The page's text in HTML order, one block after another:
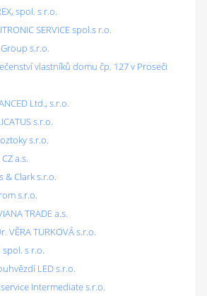
spol. s r.o.
SERVICE spol.s r.o.
s.r.o.
vlastníků domu čp. 127 v Proseči
Ltd., s.r.o.
s.r.o.
s.r.o.
a.s.
& Clark s.r.o.
s.r.o.
TRADE a.s.
VĚRA TURKOVÁ s.r.o.
spol. s r.o.
LED s.r.o.
Intermediate s.r.o.